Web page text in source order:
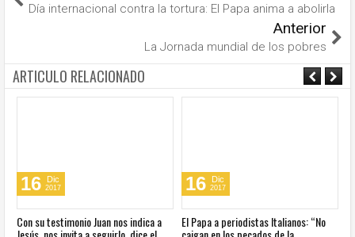
Día internacional contra la tortura: El Papa anima a abolirla
Anterior
La Jornada mundial de los pobres
ARTICULO RELACIONADO
16 Dic
2017
Con su testimonio Juan nos indica a
16 Dic
2017
El Papa a periodistas Italianos: “No